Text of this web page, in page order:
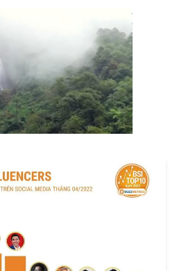
Cancel